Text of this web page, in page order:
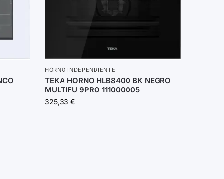
HORNO INDEPENDIENTE
TEKA HORNO HLB8400 BK NEGRO
MULTIFU 9PRO 111000005
325,33€